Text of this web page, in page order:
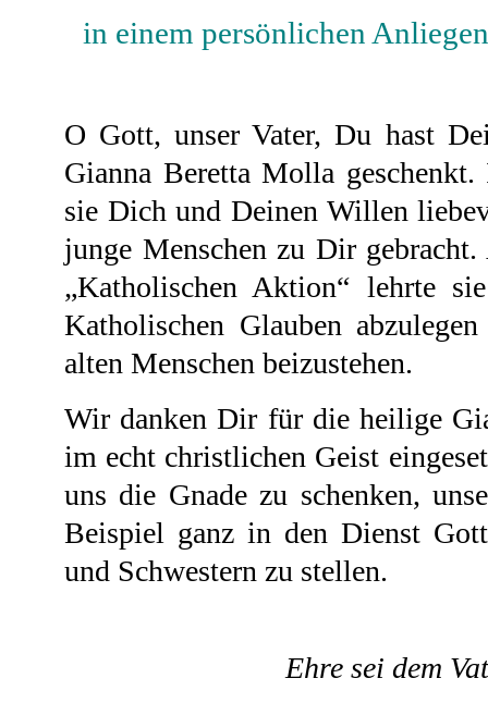
in einem persönlichen
O Gott, unser Vater, Du hast
Gianna Beretta Molla
sie Dich und Deinen Willen
junge Menschen zu Dir
„Katholischen Aktion“ lehrte
Katholischen Glauben
alten Menschen beizustehen.
Wir danken Dir für die heilige
im echt christlichen Geist
uns die Gnade zu schenken,
Beispiel ganz in den Dienst
und Schwestern zu stellen.
Ehre sei dem